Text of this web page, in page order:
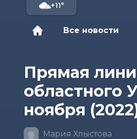
+11°
Все новости
Прямая
областного
ноября
Мария Хлыстова